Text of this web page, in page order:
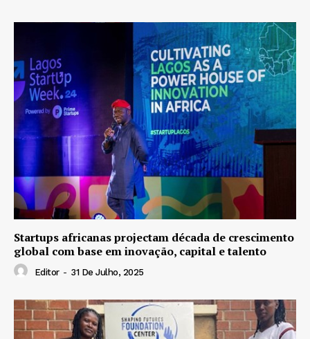
Startups africanas projectam década de crescimento
global com base em inovação, capital e talento
Editor - 31 De Julho, 2025